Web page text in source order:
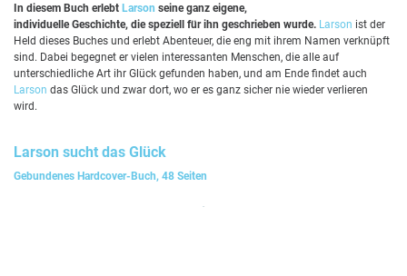
In diesem Buch erlebt Larson seine ganz eigene,
individuelle Geschichte, die speziell für ihn geschrieben wurde. Larson ist der
Held dieses Buches und erlebt Abenteuer, die eng mit ihrem Namen verknüpft
sind. Dabei begegnet er vielen interessanten Menschen, die alle auf
unterschiedliche Art ihr Glück gefunden haben, und am Ende findet auch
Larson das Glück und zwar dort, wo er es ganz sicher nie wieder verlieren
wird.
Larson sucht das Glück
Gebundenes Hardcover-Buch, 48 Seiten